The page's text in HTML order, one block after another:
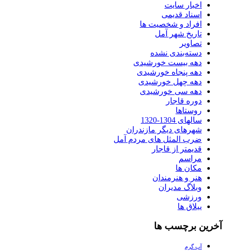
اخبار سایت
اسناد قدیمی
افراد و شخصیت ها
تاریخ شهر آمل
تصاویر
دسته‌بندی نشده
دهه بیست خورشیدی
دهه پنجاه خورشیدی
دهه چهل خورشیدی
دهه سی خورشیدی
دوره قاجار
روستاها
سالهای 1304-1320
شهرهای دیگر مازندران
ضرب المثل های مردم آمل
قدیمتر از قاجار
مراسم
مکان ها
هنر و هنرمندان
وبلاگ مدیران
ورزشی
ییلاق ها
آخرین برچسب ها
آب گرم